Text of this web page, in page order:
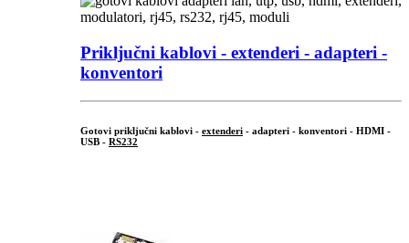
Priključni kablovi - extenderi - adapteri -
konventori
Gotovi priključni kablovi - extenderi - adapteri - konventori - HDMI -
USB - RS232